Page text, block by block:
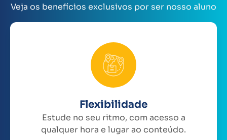
Veja os benefícios exclusivos por ser nosso aluno
Flexibilidade
Estude no seu ritmo, com acesso a
qualquer hora e lugar ao conteúdo.